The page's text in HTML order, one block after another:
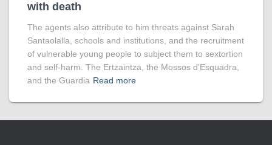
with death
The agents also attribute to him threats against Sarah
Santaolalla, schools and institutions, and the recruitment
of vulnerable young people to subject them to sextortion
and self-harm. The Ertzaintza, the Mossos d’Esquadra,
and the Guardia Read more